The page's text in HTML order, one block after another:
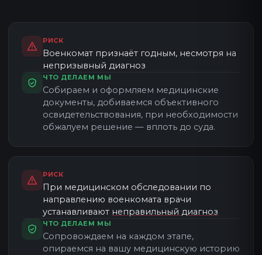
РИСК
Военкомат признаёт годным, несмотря на
непризывный диагноз
ЧТО ДЕЛАЕМ МЫ
Собираем и оформляем медицинские
документы, добиваемся объективного
освидетельствования, при необходимости
обжалуем решение — вплоть до суда.
РИСК
При медицинском обследовании по
направлению военкомата врачи
устанавливают неправильный диагноз
ЧТО ДЕЛАЕМ МЫ
Сопровождаем на каждом этапе,
опираемся на вашу медицинскую историю
Врач — военно-врачебный эксперт
Оценка по Расписанию болезней